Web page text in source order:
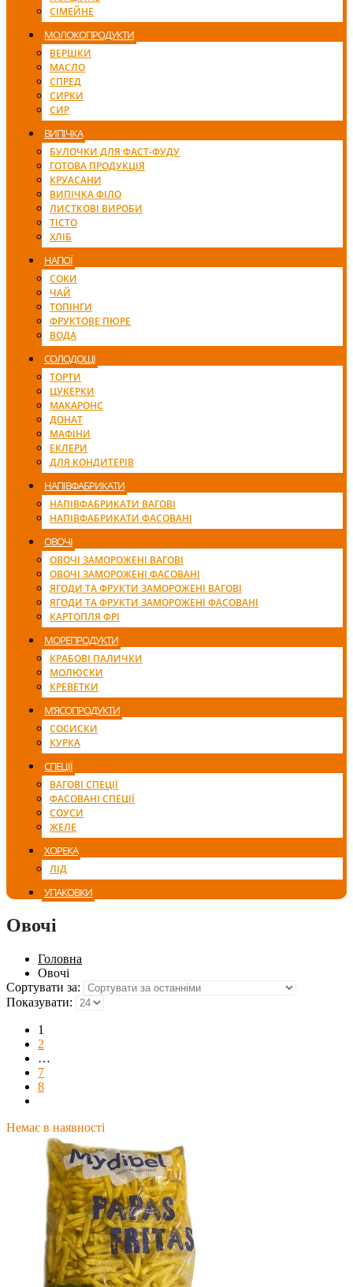
СІМЕЙНЕ
МОЛОКОПРОДУКТИ
ВЕРШКИ
МАСЛО
СПРЕД
СИРКИ
СИР
ВИПІЧКА
БУЛОЧКИ ДЛЯ ФАСТ-ФУДУ
ГОТОВА ПРОДУКЦІЯ
КРУАСАНИ
ВИПІЧКА ФІЛО
ЛИСТКОВІ ВИРОБИ
ТІСТО
ХЛІБ
НАПОЇ
СОКИ
ЧАЙ
ТОПІНГИ
ФРУКТОВЕ ПЮРЕ
ВОДА
СОЛОДОЩІ
ТОРТИ
ЦУКЕРКИ
МАКАРОНС
ДОНАТ
МАФІНИ
ЕКЛЕРИ
ДЛЯ КОНДИТЕРІВ
НАПІВФАБРИКАТИ
НАПІВФАБРИКАТИ ВАГОВІ
НАПІВФАБРИКАТИ ФАСОВАНІ
ОВОЧІ
ОВОЧІ ЗАМОРОЖЕНІ ВАГОВІ
ОВОЧІ ЗАМОРОЖЕНІ ФАСОВАНІ
ЯГОДИ ТА ФРУКТИ ЗАМОРОЖЕНІ ВАГОВІ
ЯГОДИ ТА ФРУКТИ ЗАМОРОЖЕНІ ФАСОВАНІ
КАРТОПЛЯ ФРІ
МОРЕПРОДУКТИ
КРАБОВІ ПАЛИЧКИ
МОЛЮСКИ
КРЕВЕТКИ
М’ЯСОПРОДУКТИ
СОСИСКИ
КУРКА
СПЕЦІЇ
ВАГОВІ СПЕЦІЇ
ФАСОВАНІ СПЕЦІЇ
СОУСИ
ЖЕЛЕ
ХОРЕКА
ЛІД
УПАКОВКИ
Овочі
Головна
Овочі
Сортувати за:
Показувати:
1
2
…
7
8
Немає в наявності